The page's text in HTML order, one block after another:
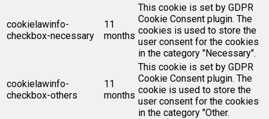
cookielawinfo-
checkbox-necessary
11
months
This cookie is set by GDPR
Cookie Consent plugin. The
cookies is used to store the
user consent for the cookies
in the category "Necessary".
cookielawinfo-
checkbox-others
11
months
This cookie is set by GDPR
Cookie Consent plugin. The
cookie is used to store the
user consent for the cookies
in the category "Other.